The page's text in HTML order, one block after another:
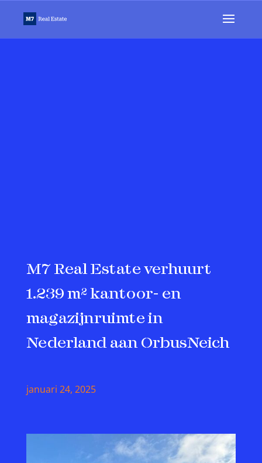
M7 Real Estate verhuurt
1.239 m² kantoor- en
magazijnruimte in
Nederland aan OrbusNeich
januari 24, 2025